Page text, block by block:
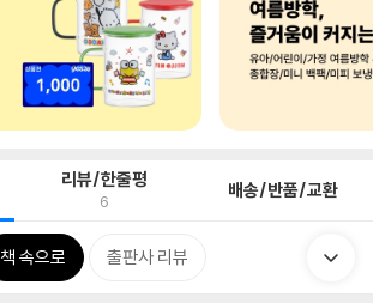
리뷰/한줄평
6 배송/반품/교환
책 속으로 출판사 리뷰